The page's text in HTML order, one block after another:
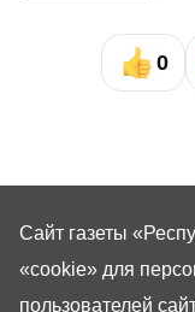
0
Сайт газеты
«cookie» для
пользователей